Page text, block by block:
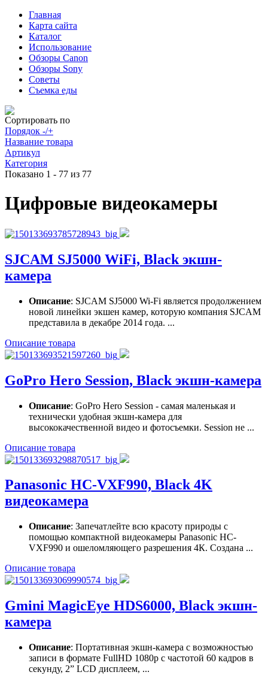
Главная
Карта сайта
Каталог
Использование
Обзоры Canon
Обзоры Sony
Советы
Съемка еды
Сортировать по
Порядок -/+
Название товара
Артикул
Категория
Показано 1 - 77 из 77
Цифровые видеокамеры
SJCAM SJ5000 WiFi, Black экшн-
камера
Описание: SJCAM SJ5000 Wi-Fi является продолжением
новой линейки экшен камер, которую компания SJCAM
представила в декабре 2014 года. ...
Описание товара
GoPro Hero Session, Black экшн-камера
Описание: GoPro Hero Session - самая маленькая и
технически удобная экшн-камера для
высококачественной видео и фотосъемки. Session не ...
Описание товара
Panasonic HC-VXF990, Black 4K
видеокамера
Описание: Запечатлейте всю красоту природы с
помощью компактной видеокамеры Panasonic HC-
VXF990 и ошеломляющего разрешения 4К. Создана ...
Описание товара
Gmini MagicEye HDS6000, Black экшн-
камера
Описание: Портативная экшн-камера с возможностью
записи в формате FullHD 1080p с частотой 60 кадров в
секунду, 2” LCD дисплеем, ...